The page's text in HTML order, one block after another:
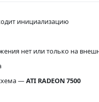
инициализацию
нет или только на
—ATI RADEON 7500